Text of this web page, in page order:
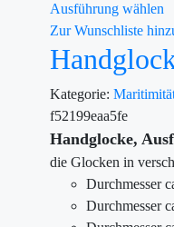
Ausführung wählen
Zur Wunschliste
Kategorie:
f52199eaa5fe
Handglocke,
die Glocken in
Durchmesser
Durchmesser